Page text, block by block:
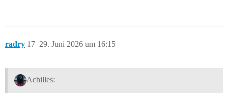
radry 29. Juni 2026 um 16:15
17
Achilles: